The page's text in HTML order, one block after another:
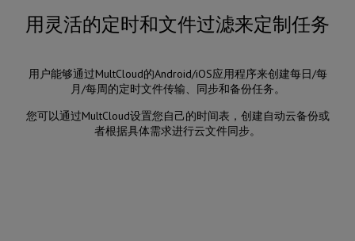
用灵活的定时和文件过滤来定制任务
用户能够通过MultCloud的Android/iOS应用程序来创建每日/每
月/每周的定时文件传输、同步和备份任务。
您可以通过MultCloud设置您自己的时间表，创建自动云备份或
者根据具体需求进行云文件同步。